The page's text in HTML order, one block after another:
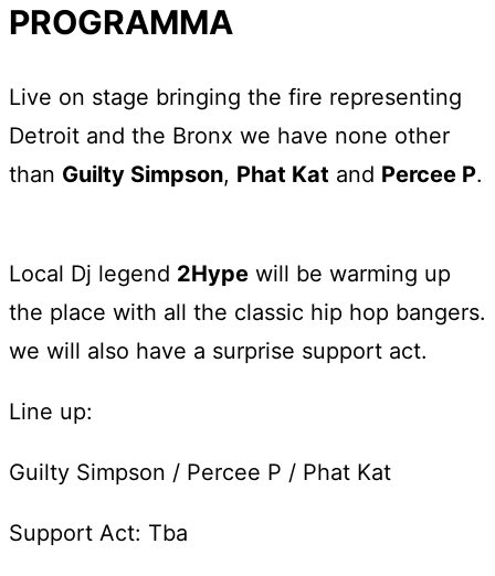
PROGRAMMA
Live on stage bringing the fire representing
Detroit and the Bronx we have none other
than Guilty Simpson, Phat Kat and Percee P.
Local Dj legend 2Hype will be warming up
the place with all the classic hip hop bangers.
we will also have a surprise support act.
Line up:
Guilty Simpson / Percee P / Phat Kat
Support Act: Tba